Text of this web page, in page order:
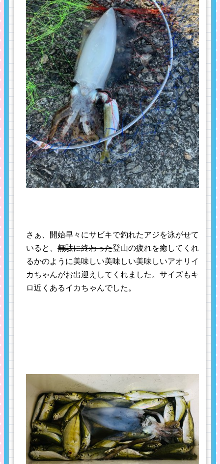
さぁ、開始早々にサビキで釣れたアジを泳がせて
いると、 無駄に終わった登山の疲れを癒してくれ
るかのように美味しい美味しい美味しいアオリイ
カちゃんがお出迎えしてくれました。サイズもキ
ロ近くあるイカちゃんでした。